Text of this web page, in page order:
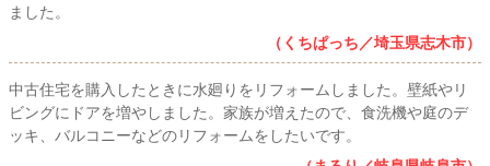
ました。
（くちぱっち／埼玉県志木市）
中古住宅を購入したときに水廻りをリフォームしました。壁紙やリ
ビングにドアを増やしました。家族が増えたので、食洗機や庭のデ
ッキ、バルコニーなどのリフォームをしたいです。